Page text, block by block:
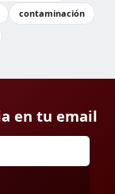
contaminación
en tu email